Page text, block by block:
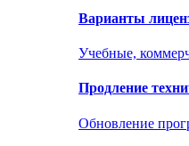
Варианты
Учебные,
Продление
Обновление